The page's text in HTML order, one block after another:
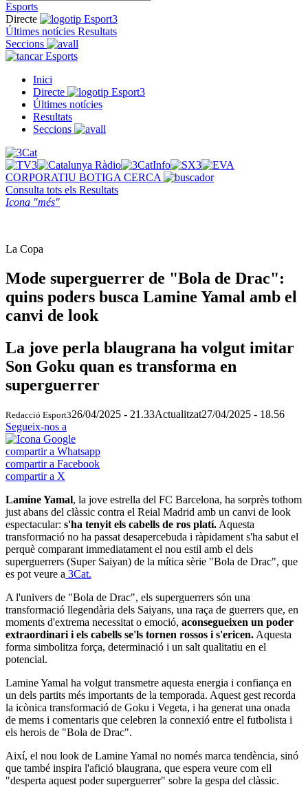
Esports
Directe
Últimes notícies Resultats
Seccions
Esports
Inici
Directe
Últimes notícies
Resultats
Seccions
CORPORATIU BOTIGA CERCA
Consulta tots els Resultats
Icona "més"
La Copa
Mode superguerrer de "Bola de Drac":
quins poders busca Lamine Yamal amb el
canvi de look
La jove perla blaugrana ha volgut imitar
Son Goku quan es transforma en
superguerrer
Redacció Esport326/04/2025 - 21.33Actualitzat27/04/2025 - 18.56
Segueix-nos a
compartir a Whatsapp
compartir a Facebook
compartir a X
Lamine Yamal, la jove estrella del FC Barcelona, ha sorprès tothom
just abans del clàssic contra el Reial Madrid amb un canvi de look
espectacular: s'ha tenyit els cabells de ros platí. Aquesta
transformació no ha passat desapercebuda i ràpidament s'ha sabut el
perquè comparant immediatament el nou estil amb el dels
superguerrers (Super Saiyan) de la mítica sèrie "Bola de Drac", que
es pot veure a 3Cat.
A l'univers de "Bola de Drac", els superguerrers són una
transformació llegendària dels Saiyans, una raça de guerrers que, en
moments d'extrema necessitat o emoció, aconsegueixen un poder
extraordinari i els cabells se'ls tornen rossos i s'ericen. Aquesta
forma simbolitza força, determinació i un salt qualitatiu en el
potencial.
Lamine Yamal ha volgut transmetre aquesta energia i confiança en
un dels partits més importants de la temporada. Aquest gest recorda
la icònica transformació de Goku i Vegeta, i ha generat una onada
de mems i comentaris que celebren la connexió entre el futbolista i
els herois de "Bola de Drac".
Així, el nou look de Lamine Yamal no només marca tendència, sinó
que també inspira l'afició blaugrana, que espera veure com ell
"desperta aquest poder superguerrer" sobre la gespa del clàssic.